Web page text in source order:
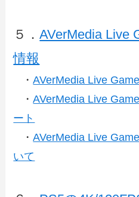
５．AVerMedia Live
情報
・AVerMedia Live
・AVerMedia Live
ート
・AVerMedia Live
いて